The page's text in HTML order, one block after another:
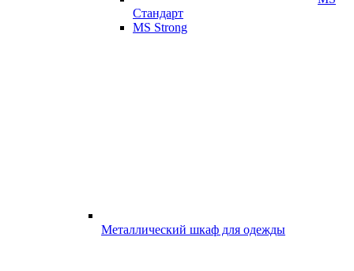
Стандарт
MS Strong
Металлический шкаф для одежды